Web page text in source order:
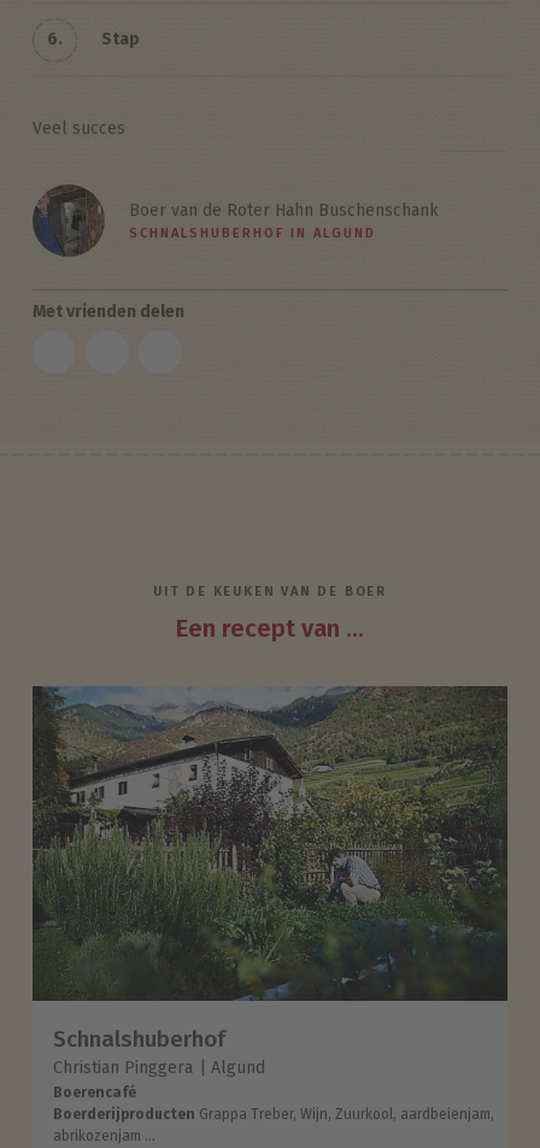
6. Stap
Veel succes
Boer van de Roter Hahn Buschenschank
SCHNALSHUBERHOF IN ALGUND
Met vrienden delen
UIT DE KEUKEN VAN DE BOER
Een recept van ...
Schnalshuberhof
Christian Pinggera Algund
Boerencafé
Boerderijproducten Grappa Treber, Wijn, Zuurkool, aardbeienjam,
abrikozenjam ...